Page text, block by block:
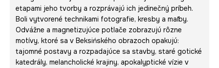
etapami jeho tvorby a rozprávajú ich jedinečný príbeh.
Boli vytvorené technikami fotografie, kresby a maľby.
Odvážne a magnetizujúce potlače zobrazujú rôzne
motívy, ktoré sa v Beksińského obrazoch opakujú:
tajomné postavy a rozpadajúce sa stavby, staré gotické
katedrály, melancholické krajiny, apokalyptické vízie v